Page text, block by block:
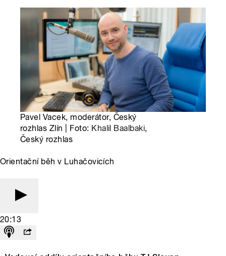
Pavel Vacek, moderátor, Český
rozhlas Zlín | Foto: Khalil Baalbaki,
Český rozhlas
Orientační běh v Luhačovicích
20:13